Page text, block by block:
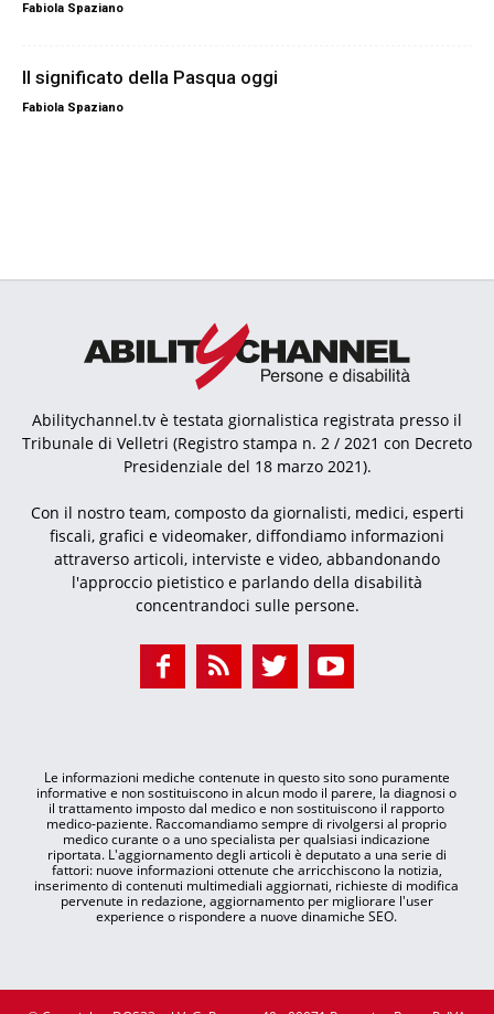
Fabiola Spaziano
Il significato della Pasqua oggi
Fabiola Spaziano
Abilitychannel.tv è testata giornalistica registrata presso il
Tribunale di Velletri (Registro stampa n. 2 / 2021 con Decreto
Presidenziale del 18 marzo 2021).
Con il nostro team, composto da giornalisti, medici, esperti
fiscali, grafici e videomaker, diffondiamo informazioni
attraverso articoli, interviste e video, abbandonando
l'approccio pietistico e parlando della disabilità
concentrandoci sulle persone.
Le informazioni mediche contenute in questo sito sono puramente
informative e non sostituiscono in alcun modo il parere, la diagnosi o
il trattamento imposto dal medico e non sostituiscono il rapporto
medico-paziente. Raccomandiamo sempre di rivolgersi al proprio
medico curante o a uno specialista per qualsiasi indicazione
riportata. L'aggiornamento degli articoli è deputato a una serie di
fattori: nuove informazioni ottenute che arricchiscono la notizia,
inserimento di contenuti multimediali aggiornati, richieste di modifica
pervenute in redazione, aggiornamento per migliorare l'user
experience o rispondere a nuove dinamiche SEO.